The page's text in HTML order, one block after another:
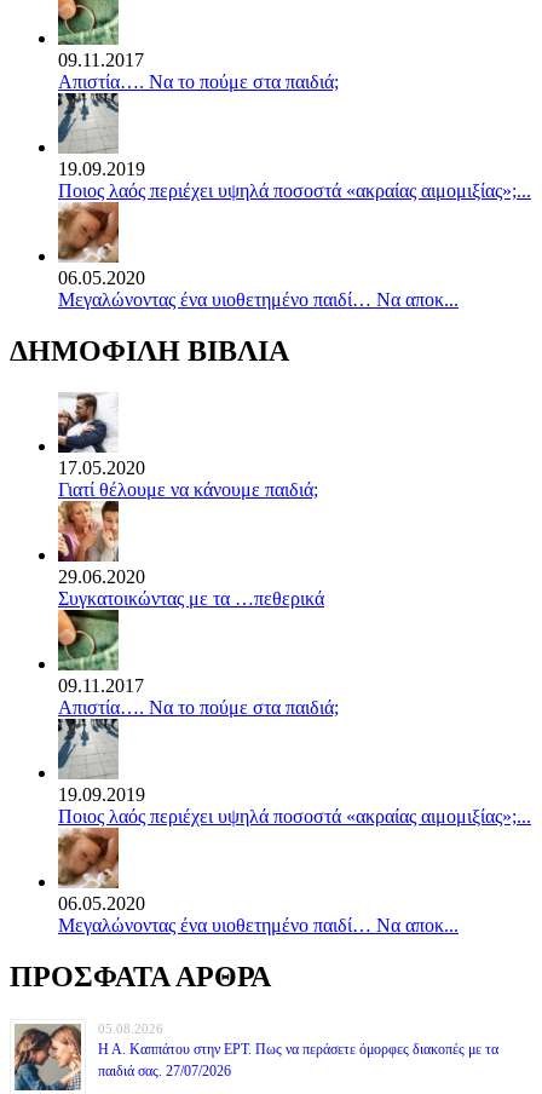
09.11.2017
Απιστία…. Να το πούμε στα παιδιά;
19.09.2019
Ποιος λαός περιέχει υψηλά ποσοστά «ακραίας αιμομιξίας»;...
06.05.2020
Mεγαλώνοντας ένα υιοθετημένο παιδί… Να αποκ...
ΔΗΜΟΦΙΛΗ ΒΙΒΛΙΑ
17.05.2020
Γιατί θέλουμε να κάνουμε παιδιά;
29.06.2020
Συγκατοικώντας με τα …πεθερικά
09.11.2017
Απιστία…. Να το πούμε στα παιδιά;
19.09.2019
Ποιος λαός περιέχει υψηλά ποσοστά «ακραίας αιμομιξίας»;...
06.05.2020
Mεγαλώνοντας ένα υιοθετημένο παιδί… Να αποκ...
ΠΡΟΣΦΑΤΑ ΑΡΘΡΑ
05.08.2026
Η Α. Καππάτου στην ΕΡΤ. Πως να περάσετε όμορφες διακοπές με τα
παιδιά σας. 27/07/2026